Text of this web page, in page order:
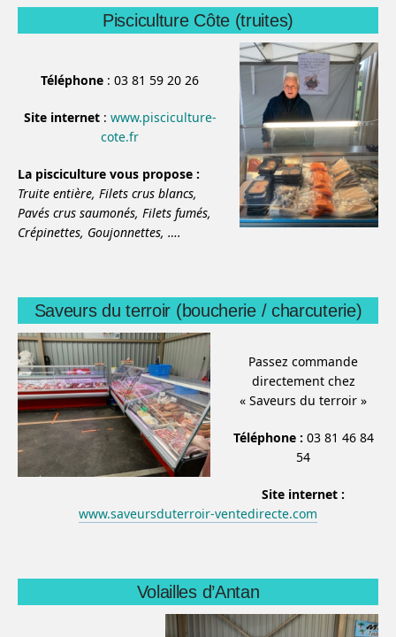
Pisciculture Côte (truites)
Téléphone : 03 81 59 20 26
Site internet: www.pisciculture-
cote.fr
La pisciculture vous propose :
Truite entière, Filets crus blancs,
Pavés crus saumonés, Filets fumés,
Crépinettes, Goujonnettes, ….
Saveurs du terroir (boucherie / charcuterie)
Passez commande
directement chez
« Saveurs du terroir »
Téléphone : 03 81 46 84
54
Site internet :
www.saveursduterroir-ventedirecte.com
Volailles d’Antan